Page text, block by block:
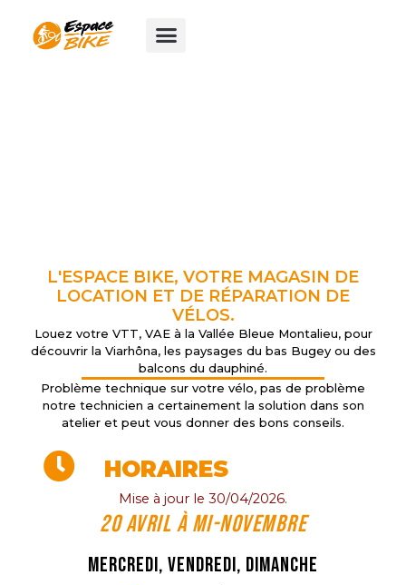
contenu
L'ESPACE BIKE, VOTRE MAGASIN DE
LOCATION ET DE RÉPARATION DE
VÉLOS.
Louez votre VTT, VAE à la Vallée Bleue Montalieu, pour
découvrir la Viarhôna, les paysages du bas Bugey ou des
balcons du dauphiné.
Problème technique sur votre vélo, pas de problème
notre technicien a certainement la solution dans son
atelier et peut vous donner des bons conseils.
HORAIRES
Mise à jour le 30/04/2026.
20 Avril à mi-novembre
Mercredi, vendredi, dimanche